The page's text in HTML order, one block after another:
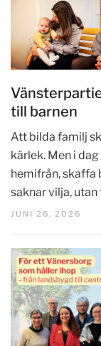
till barnen
Att bilda familj
kärlek. Men i
hemifrån, skaffa
saknar vilja,
JUNI 26, 2026